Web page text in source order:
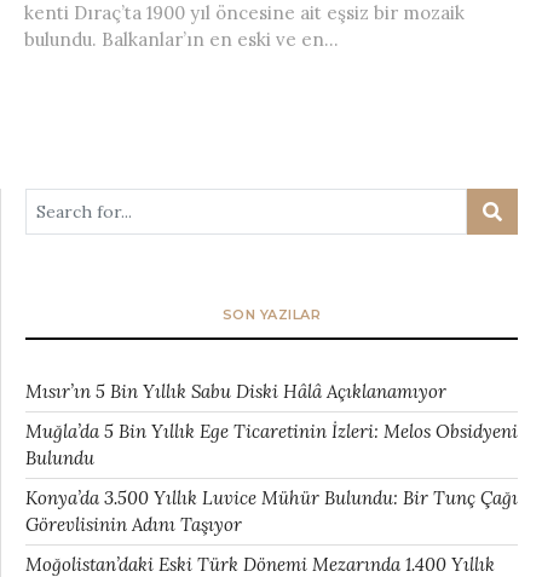
kenti Dıraç’ta 1900 yıl öncesine ait eşsiz bir mozaik
bulundu. Balkanlar’ın en eski ve en...
SON YAZILAR
Mısır’ın 5 Bin Yıllık Sabu Diski Hâlâ Açıklanamıyor
Muğla’da 5 Bin Yıllık Ege Ticaretinin İzleri: Melos Obsidyeni
Bulundu
Konya’da 3.500 Yıllık Luvice Mühür Bulundu: Bir Tunç Çağı
Görevlisinin Adını Taşıyor
Moğolistan’daki Eski Türk Dönemi Mezarında 1.400 Yıllık